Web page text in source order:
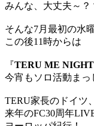
みんな、大丈夫～？
そんな7月最初の水
この後11時からは
『TERU ME
今宵もソロ活動まっ
TERU家長のドイツ
来年のFC30周年